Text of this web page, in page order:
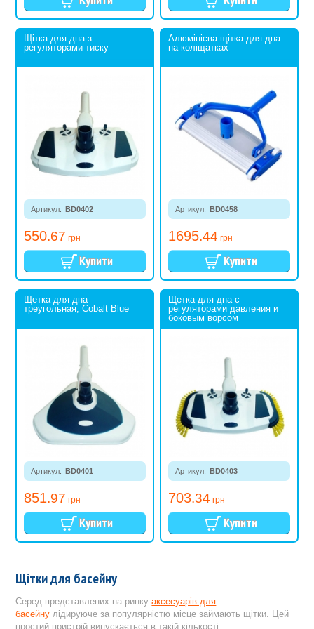
Щітка для дна з
регуляторами тиску
Артикул: BD0402
550.67 грн
Алюмінієва щітка для дна
на коліщатках
Артикул: BD0458
1695.44 грн
Щетка для дна
треугольная, Cobalt Blue
Артикул: BD0401
851.97 грн
Щетка для дна с
регуляторами давления и
боковым ворсом
Артикул: BD0403
703.34 грн
Щітки для басейну
Серед представлених на ринкуаксесуарів для
басейну лідируюче за популярністю місце займають щітки. Цей
простий пристрій випускається в такій кількості